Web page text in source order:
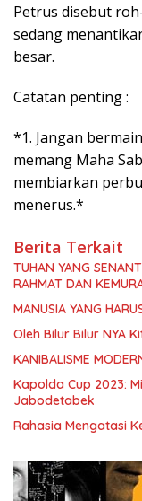
Petrus disebut
sedang
besar.
Catatan penting :
*1. Jangan
memang Maha
membiarkan
menerus.*
Berita Terkait
TUHAN YANG
RAHMAT DAN
MANUSIA YANG
Oleh Bilur Bilur NYA
KANIBALISME
Kapolda Cup 2023:
Jabodetabek
Rahasia Mengatasi